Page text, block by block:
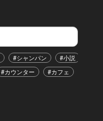
#シャンパン #小説
#カウンター #カフェ